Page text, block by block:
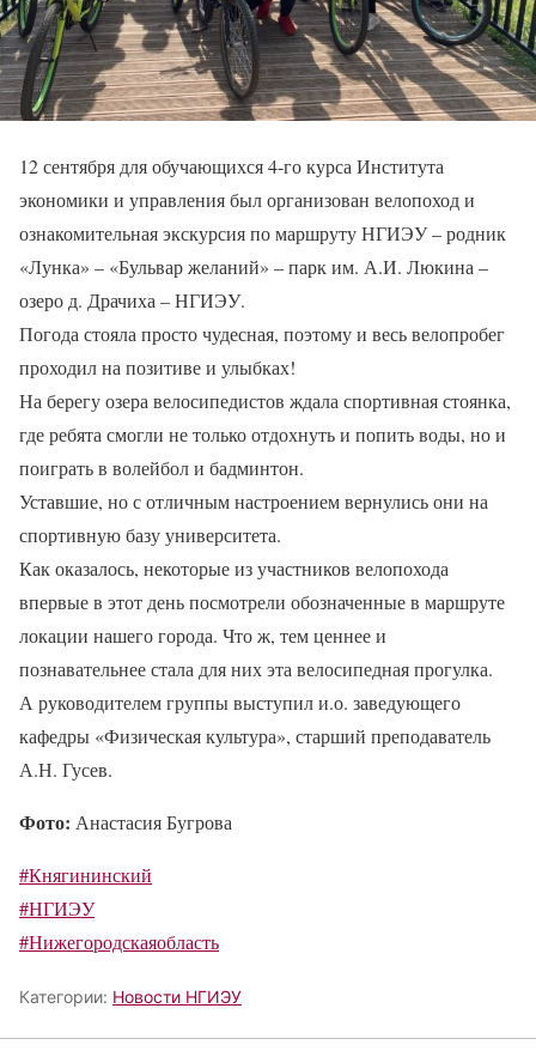
12 сентября для обучающихся 4-го курса Института
экономики и управления был организован велопоход и
ознакомительная экскурсия по маршруту НГИЭУ – родник
«Лунка» – «Бульвар желаний» – парк им. А.И. Люкина –
озеро д. Драчиха – НГИЭУ.
Погода стояла просто чудесная, поэтому и весь велопробег
проходил на позитиве и улыбках!
На берегу озера велосипедистов ждала спортивная стоянка,
где ребята смогли не только отдохнуть и попить воды, но и
поиграть в волейбол и бадминтон.
Уставшие, но с отличным настроением вернулись они на
спортивную базу университета.
Как оказалось, некоторые из участников велопохода
впервые в этот день посмотрели обозначенные в маршруте
локации нашего города. Что ж, тем ценнее и
познавательнее стала для них эта велосипедная прогулка.
А руководителем группы выступил и.о. заведующего
кафедры «Физическая культура», старший преподаватель
А.Н. Гусев.
Фото: Анастасия Бугрова
#Княгининский
#НГИЭУ
#Нижегородскаяобласть
Категории: Новости НГИЭУ